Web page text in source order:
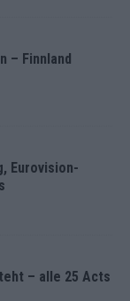
– Finnland
Eurovision-
– alle 25 Acts